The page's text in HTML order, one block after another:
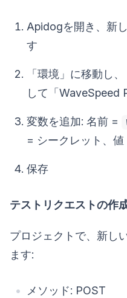
Apidogを開き、新
す
「環境」に移動し
して「WaveSpeed
変数を追加: 名前 =
= シークレット、
保存
テストリクエストの作
プロジェクトで、新し
ます:
メソッド: POST